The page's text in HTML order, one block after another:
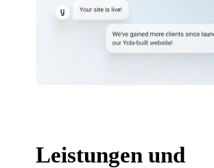
Leistungen und